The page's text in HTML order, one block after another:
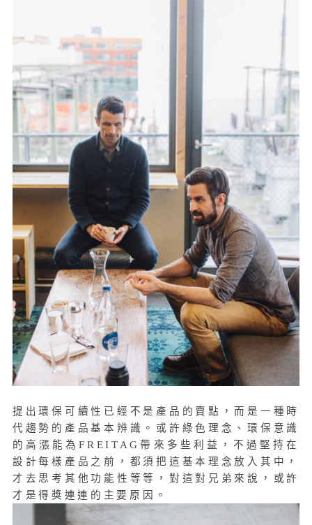
提出環保可續性已經不是產品的賣點，而是一種時
代趨勢的產品基本辨識。或許綠色理念、環保意識
的高漲能為FREITAG帶來多些利益，不過堅持在
設計每樣產品之前，都須把這基本理念放入其中，
才去思考其他功能性等等，對這對兄弟來說，或許
才是得獎連連的主要原因。